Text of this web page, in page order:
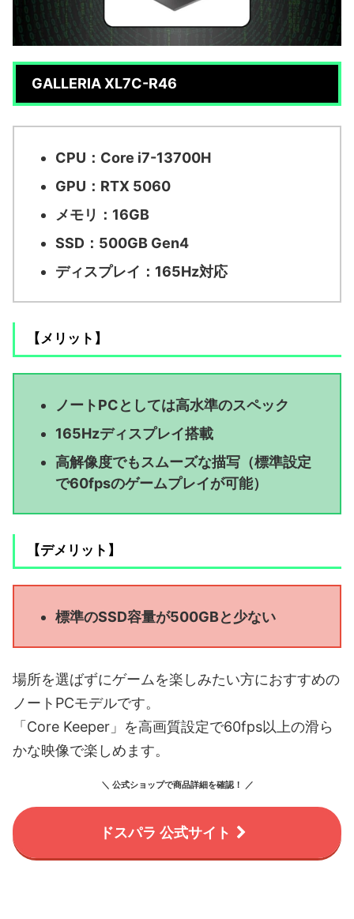
GALLERIA XL7C-R46
CPU：Core i7-13700H
GPU：RTX 5060
メモリ：16GB
SSD：500GB Gen4
ディスプレイ：165Hz対応
【メリット】
ノートPCとしては高水準のスペック
165Hzディスプレイ搭載
高解像度でもスムーズな描写（標準設定
で60fpsのゲームプレイが可能）
【デメリット】
標準のSSD容量が500GBと少ない
場所を選ばずにゲームを楽しみたい方におすすめの
ノートPCモデルです。
「Core Keeper」を高画質設定で60fps以上の滑ら
かな映像で楽しめます。
＼ 公式ショップで商品詳細を確認！ ／
ドスパラ 公式サイト